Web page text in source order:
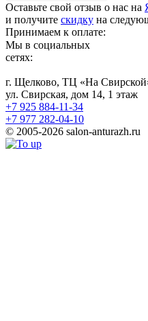
Оставьте свой отзыв о нас на
и получите скидку на
Принимаем к оплате:
Мы в социальных
сетях:
г. Щелково, ТЦ «На
ул. Свирская, дом 14, 1 этаж
+7 925 884-11-34
+7 977 282-04-10
© 2005-2026 salon-anturazh.ru